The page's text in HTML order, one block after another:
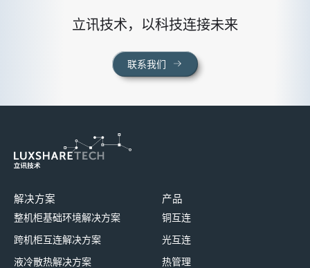
立讯技术，以科技连接未来
联系我们
解决方案
整机柜基础环境解决方案
跨机柜互连解决方案
液冷散热解决方案
产品
铜互连
光互连
热管理